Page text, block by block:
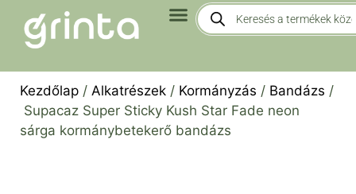
Kezdőlap / Alkatrészek / Kormányzás / Bandázs /
Supacaz Super Sticky Kush Star Fade neon
sárga kormánybetekerő bandázs